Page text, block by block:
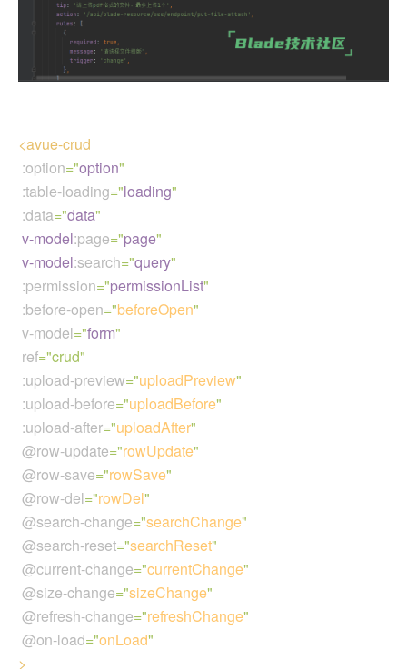
<avue-crud
:option="option"
:table-loading="loading"
:data="data"
v-model:page="page"
v-model:search="query"
:permission="permissionList"
:before-open="beforeOpen"
v-model="form"
ref="crud"
:upload-preview="uploadPreview"
:upload-before="uploadBefore"
:upload-after="uploadAfter"
@row-update="rowUpdate"
@row-save="rowSave"
@row-del="rowDel"
@search-change="searchChange"
@search-reset="searchReset"
@current-change="currentChange"
@size-change="sizeChange"
@refresh-change="refreshChange"
@on-load="onLoad"
>